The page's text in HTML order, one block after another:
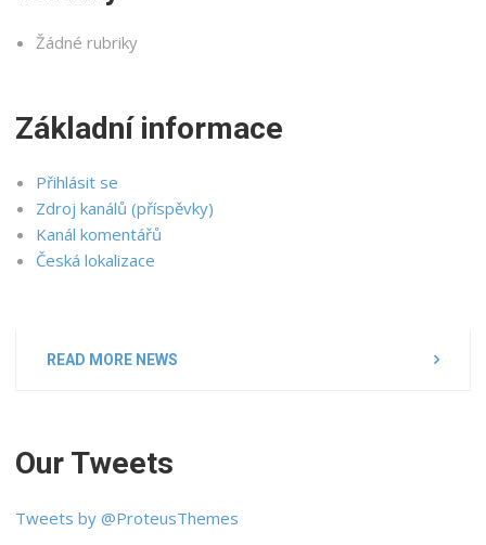
Žádné rubriky
Základní informace
Přihlásit se
Zdroj kanálů (příspěvky)
Kanál komentářů
Česká lokalizace
READ MORE NEWS
Our Tweets
Tweets by @ProteusThemes